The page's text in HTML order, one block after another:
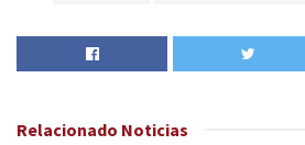
Relacionado Noticias